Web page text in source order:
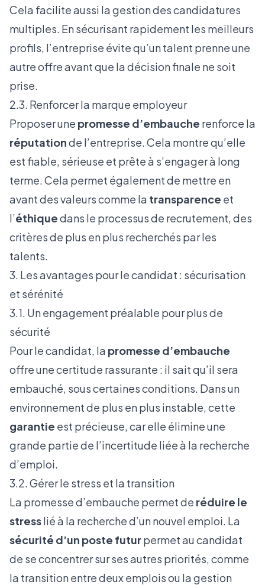
Cela facilite aussi la gestion des candidatures
multiples. En sécurisant rapidement les meilleurs
profils, l’entreprise évite qu’un talent prenne une
autre offre avant que la décision finale ne soit
prise.
2.3. Renforcer la marque employeur
Proposer une promesse d’embauche renforce la
réputationde l’entreprise. Cela montre qu’elle
est fiable, sérieuse et prête à s’engager à long
terme. Cela permet également de mettre en
avant des valeurs comme la transparence et
l’éthiquedans le processus de recrutement, des
critères de plus en plus recherchés par les
talents.
3. Les avantages pour le candidat : sécurisation
et sérénité
3.1. Un engagement préalable pour plus de
sécurité
Pour le candidat, la promesse d’embauche
offre une certitude rassurante : il sait qu’il sera
embauché, sous certaines conditions. Dans un
environnement de plus en plus instable, cette
garantie est précieuse, car elle élimine une
grande partie de l’incertitude liée à la recherche
d’emploi.
3.2. Gérer le stress et la transition
La promesse d’embauche permet de réduire le
stresslié à la recherche d’un nouvel emploi. La
sécurité d’un poste futurpermet au candidat
de se concentrer sur ses autres priorités, comme
la transition entre deux emplois ou la gestion